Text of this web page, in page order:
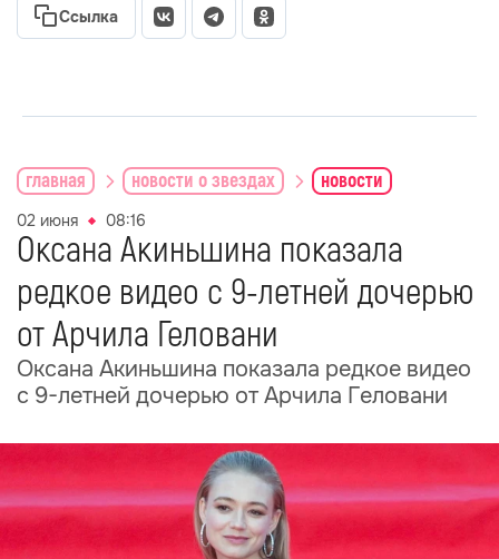
Ссылка
главная новости о звездах новости
02 июня 08:16
Оксана Акиньшина показала
редкое видео с 9-летней дочерью
от Арчила Геловани
Оксана Акиньшина показала редкое видео
с 9-летней дочерью от Арчила Геловани